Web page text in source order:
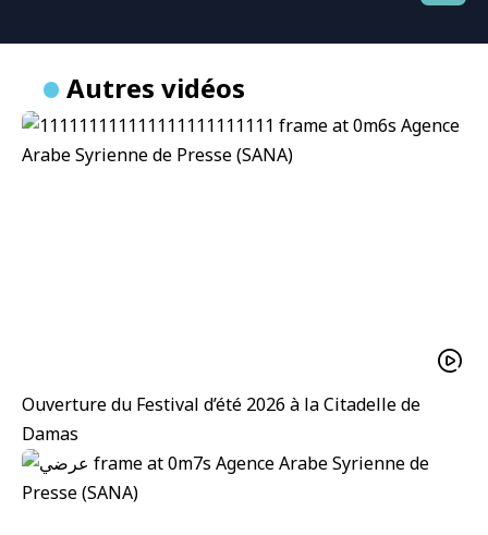
Autres vidéos
Ouverture du Festival d’été 2026 à la Citadelle de
Damas